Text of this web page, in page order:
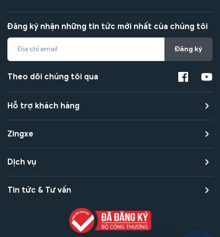
Đăng ký nhận những tin tức mới nhất của chúng tôi
Đăng ký
Theo dõi chúng tôi qua
Hỗ trợ khách hàng
Zingxe
Dịch vụ
Tin tức & Tư vấn